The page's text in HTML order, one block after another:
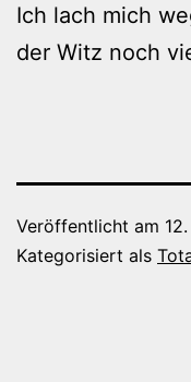
Ich lach mich
der Witz noch
Veröffentlicht am
Kategorisiert als